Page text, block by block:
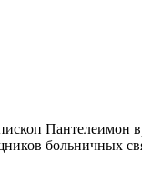
Пантелеимон
больничных